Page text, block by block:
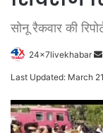
सोनू रैकवार की
24x7livekhabar
Last Updated: March